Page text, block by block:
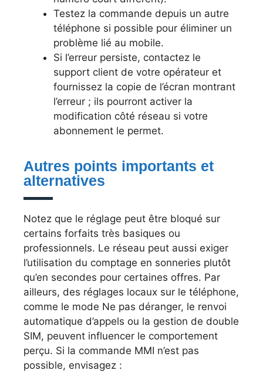
Testez la commande depuis un autre
téléphone si possible pour éliminer un
problème lié au mobile.
Si l’erreur persiste, contactez le
support client de votre opérateur et
fournissez la copie de l’écran montrant
l’erreur ; ils pourront activer la
modification côté réseau si votre
abonnement le permet.
Autres points importants et
alternatives
Notez que le réglage peut être bloqué sur
certains forfaits très basiques ou
professionnels. Le réseau peut aussi exiger
l’utilisation du comptage en sonneries plutôt
qu’en secondes pour certaines offres. Par
ailleurs, des réglages locaux sur le téléphone,
comme le mode Ne pas déranger, le renvoi
automatique d’appels ou la gestion de double
SIM, peuvent influencer le comportement
perçu. Si la commande MMI n’est pas
possible, envisagez :